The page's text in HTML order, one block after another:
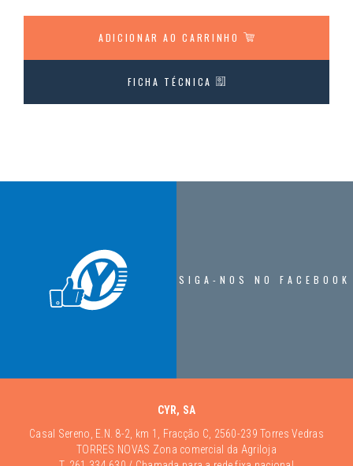
ADICIONAR AO CARRINHO
FICHA TÉCNICA
SIGA-NOS NO FACEBOOK
CYR, SA
Casal Sereno, E.N. 8-2, km 1, Fracção C, 2560-239 Torres Vedras
TORRES NOVAS Zona comercial da Agriloja